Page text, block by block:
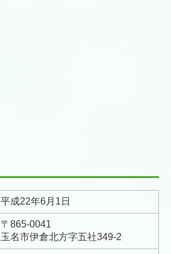
平成22年6月1日
〒865-0041
玉名市伊倉北方字五社349-2